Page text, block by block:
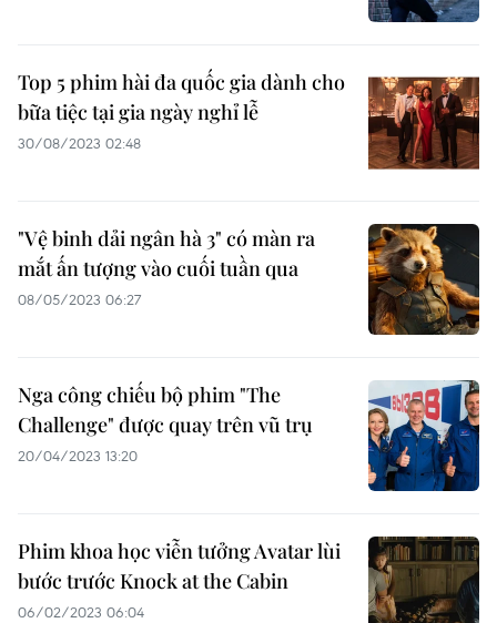
Top 5 phim hài đa quốc gia dành cho
bữa tiệc tại gia ngày nghỉ lễ
30/08/2023 02:48
"Vệ binh dải ngân hà 3" có màn ra
mắt ấn tượng vào cuối tuần qua
08/05/2023 06:27
Nga công chiếu bộ phim "The
Challenge" được quay trên vũ trụ
20/04/2023 13:20
Phim khoa học viễn tưởng Avatar lùi
bước trước Knock at the Cabin
06/02/2023 06:04